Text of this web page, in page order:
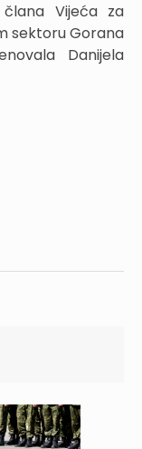
Vijeća za
sektoru Gorana
Danijela